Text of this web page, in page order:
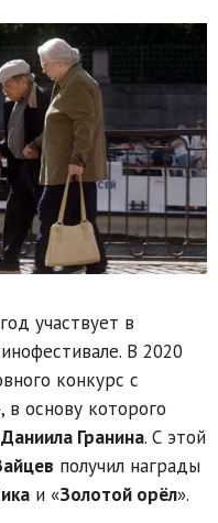
участвует в
В 2020
конкурс с
в основу которого
Даниила Гранина. С этой
получил награды
и «Золотой орёл».